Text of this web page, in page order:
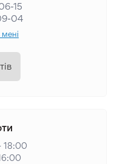
15
04
мені
18:00